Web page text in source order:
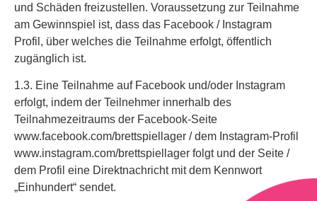
und Schäden freizustellen. Voraussetzung zur Teilnahme
am Gewinnspiel ist, dass das Facebook / Instagram
Profil, über welches die Teilnahme erfolgt, öffentlich
zugänglich ist.
1.3. Eine Teilnahme auf Facebook und/oder Instagram
erfolgt, indem der Teilnehmer innerhalb des
Teilnahmezeitraums der Facebook-Seite
www.facebook.com/brettspiellager / dem Instagram-Profil
www.instagram.com/brettspiellager folgt und der Seite /
dem Profil eine Direktnachricht mit dem Kennwort
„Einhundert“ sendet.